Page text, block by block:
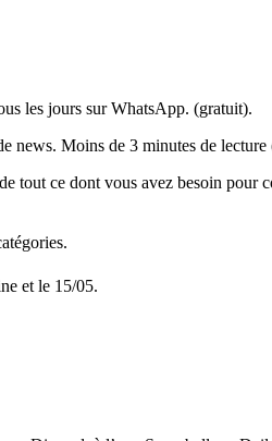
les jours sur WhatsApp. (gratuit).
news. Moins de 3 minutes de lecture
tout ce dont vous avez besoin
et le 15/05.